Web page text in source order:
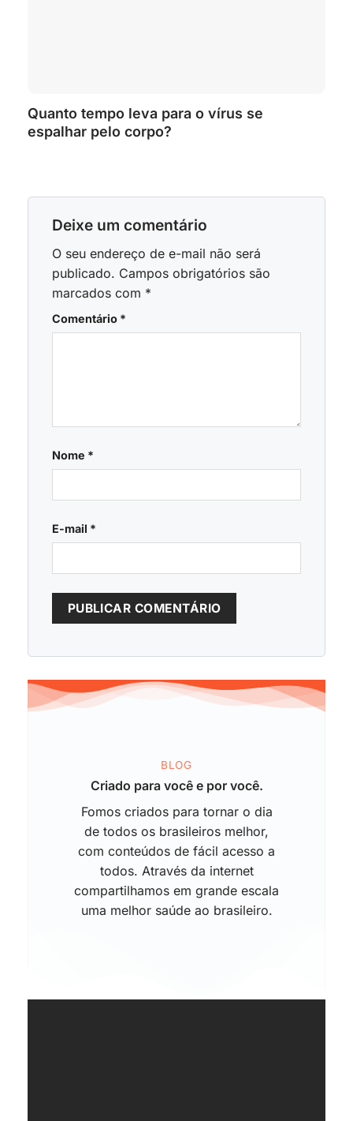
Quanto tempo leva para o vírus se
espalhar pelo corpo?
Deixe um comentário
O seu endereço de e-mail não será
publicado. Campos obrigatórios são
marcados com *
Comentário *
Nome *
E-mail *
BLOG
Criado para você e por você.
Fomos criados para tornar o dia
de todos os brasileiros melhor,
com conteúdos de fácil acesso a
todos. Através da internet
compartilhamos em grande escala
uma melhor saúde ao brasileiro.